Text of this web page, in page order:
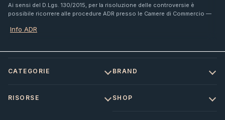
Ai sensi del D.Lgs. 130/2015, per la risoluzione delle controversie è
possibile ricorrere alle procedure ADR presso le Camere di Commercio —
Info ADR
CATEGORIE BRAND
RISORSE SHOP